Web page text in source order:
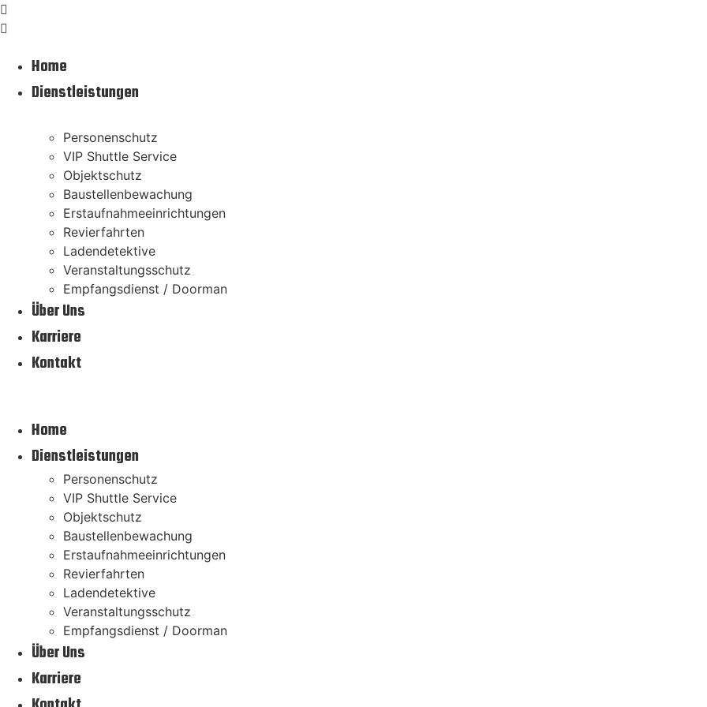
Skip
to
Home
Dienstleistungen
Personenschutz
VIP Shuttle Service
Objektschutz
Baustellenbewachung
Erstaufnahmeeinrichtungen
Revierfahrten
Ladendetektive
Veranstaltungsschutz
Empfangsdienst / Doorman
Über Uns
Karriere
Kontakt
Home
Dienstleistungen
Personenschutz
VIP Shuttle Service
Objektschutz
Baustellenbewachung
Erstaufnahmeeinrichtungen
Revierfahrten
Ladendetektive
Veranstaltungsschutz
Empfangsdienst / Doorman
Über Uns
Karriere